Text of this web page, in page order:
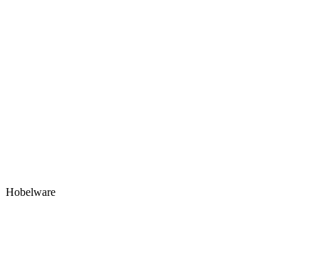
Hobelware